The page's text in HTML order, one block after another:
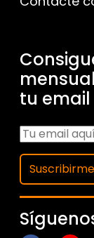
tu email
Suscribirme